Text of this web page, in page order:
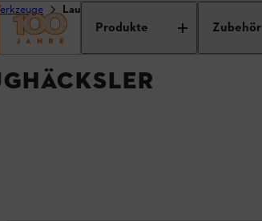
Produkte Zubehör
Laubsauger / Saughäcksler